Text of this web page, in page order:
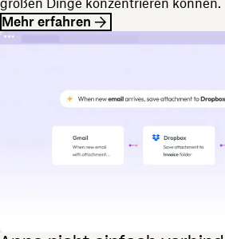
großen Dinge konzentrieren können.
Mehr erfahren